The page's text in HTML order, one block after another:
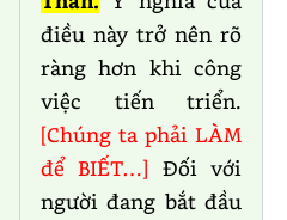
điều này trở nên rõ
ràng hơn khi công
việc tiến triển.
[Chúng ta phải LÀM
để BIẾT…] Đối với
người đang bắt đầu